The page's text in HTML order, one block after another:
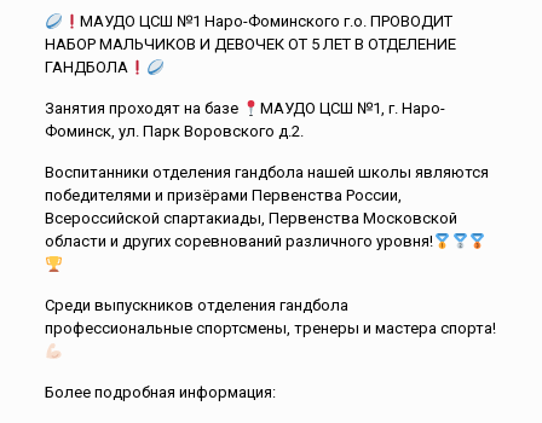
МАУДО ЦСШ №1 Наро-Фоминского г.о. ПРОВОДИТ
НАБОР МАЛЬЧИКОВ И ДЕВОЧЕК ОТ 5 ЛЕТ В ОТДЕЛЕНИЕ
ГАНДБОЛА
Занятия проходят на базе
МАУДО ЦСШ №1, г. Наро-
Фоминск, ул. Парк Воровского д.2.
Воспитанники отделения гандбола нашей школы являются
победителями и призёрами Первенства России,
Всероссийской спартакиады, Первенства Московской
области и других соревнований различного уровня!
Среди выпускников отделения гандбола
профессиональные спортсмены, тренеры и мастера спорта!
Более подробная информация: